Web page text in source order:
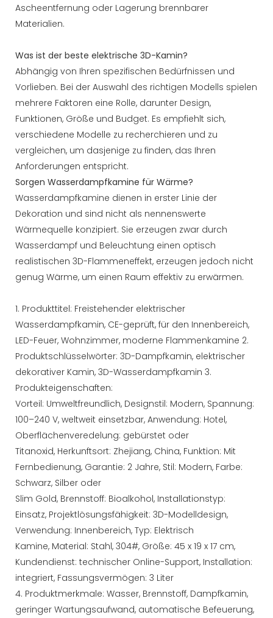
Ascheentfernung oder Lagerung brennbarer
Materialien.
Was ist der beste elektrische 3D-Kamin?
Abhängig von Ihren spezifischen Bedürfnissen und
Vorlieben. Bei der Auswahl des richtigen Modells spielen
mehrere Faktoren eine Rolle, darunter Design,
Funktionen, Größe und Budget. Es empfiehlt sich,
verschiedene Modelle zu recherchieren und zu
vergleichen, um dasjenige zu finden, das Ihren
Anforderungen entspricht.
Sorgen Wasserdampfkamine für Wärme?
Wasserdampfkamine dienen in erster Linie der
Dekoration und sind nicht als nennenswerte
Wärmequelle konzipiert. Sie erzeugen zwar durch
Wasserdampf und Beleuchtung einen optisch
realistischen 3D-Flammeneffekt, erzeugen jedoch nicht
genug Wärme, um einen Raum effektiv zu erwärmen.
1. Produkttitel: Freistehender elektrischer
Wasserdampfkamin, CE-geprüft, für den Innenbereich,
LED-Feuer, Wohnzimmer, moderne Flammenkamine 2.
Produktschlüsselwörter: 3D-Dampfkamin, elektrischer
dekorativer Kamin, 3D-Wasserdampfkamin 3.
Produkteigenschaften:
Vorteil: Umweltfreundlich, Designstil: Modern, Spannung:
100–240 V, weltweit einsetzbar, Anwendung: Hotel,
Oberflächenveredelung: gebürstet oder
Titanoxid, Herkunftsort: Zhejiang, China, Funktion: Mit
Fernbedienung, Garantie: 2 Jahre, Stil: Modern, Farbe:
Schwarz, Silber oder
Slim Gold, Brennstoff: Bioalkohol, Installationstyp:
Einsatz, Projektlösungsfähigkeit: 3D-Modelldesign,
Verwendung: Innenbereich, Typ: Elektrisch
Kamine, Material: Stahl, 304#, Größe: 45 x 19 x 17 cm,
Kundendienst: technischer Online-Support, Installation:
integriert, Fassungsvermögen: 3 Liter
4. Produktmerkmale: Wasser, Brennstoff, Dampfkamin,
geringer Wartungsaufwand, automatische Befeuerung,